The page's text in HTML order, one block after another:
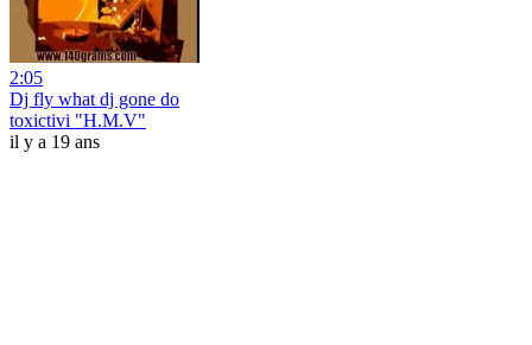
2:05
Dj fly what dj gone do
toxictivi "H.M.V"
il y a 19 ans